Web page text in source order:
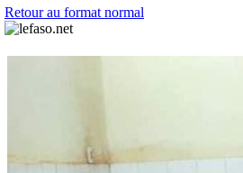
Retour au format normal